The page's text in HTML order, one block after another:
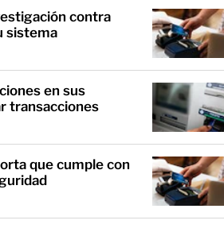
contra
sistema
en sus
transacciones
que cumple con